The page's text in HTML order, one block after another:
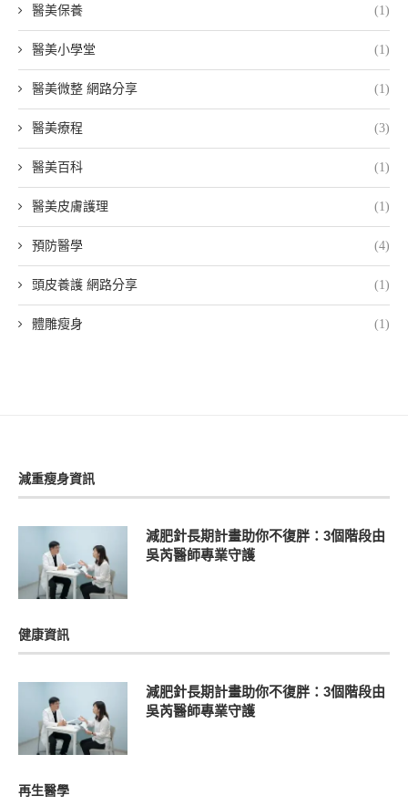
醫美保養 (1)
醫美小學堂 (1)
醫美微整 網路分享 (1)
醫美療程 (3)
醫美百科 (1)
醫美皮膚護理 (1)
預防醫學 (4)
頭皮養護 網路分享 (1)
體雕瘦身 (1)
減重瘦身資訊
減肥針長期計畫助你不復胖：3個階段由
吳芮醫師專業守護
健康資訊
減肥針長期計畫助你不復胖：3個階段由
吳芮醫師專業守護
再生醫學